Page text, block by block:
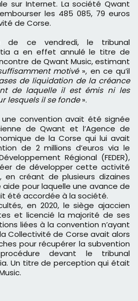
sur Internet. La société Qwant
les 485 085, 79 euros
de Corse.
de ce vendredi, le tribunal
a en effet annulé le titre de
de Qwant Music, estimant
motivé», en ce qu’il
de liquidation de la créance
de laquelle il est émis ni les
lesquels il se fonde».
une convention avait été signée
de Qwant et l’Agence de
de la Corse qui lui avait
de 2 millions d’euros via le
Régional (FEDER),
de développer cette activité
en créant de plusieurs dizaines
aide pour laquelle une avance de
été accordée à la société.
en 2020, le siège ajaccien
et licencié la majorité de ses
liées à la convention n’ayant
Collectivité de Corse avait alors
pour récupérer la subvention
devant le tribunal
Un titre de perception qui était